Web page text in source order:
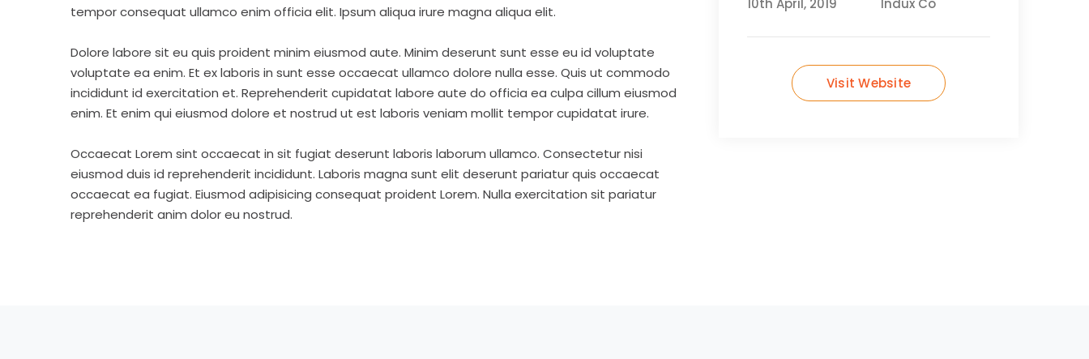
tempor consequat ullamco enim officia elit. Ipsum aliqua irure magna aliqua elit.
Dolore labore sit eu quis proident minim eiusmod aute. Minim deserunt sunt esse eu id voluptate
voluptate ea enim. Et ex laboris in sunt esse occaecat ullamco dolore nulla esse. Quis ut commodo
incididunt id exercitation et. Reprehenderit cupidatat labore aute do officia ea culpa cillum eiusmod
enim. Et enim qui eiusmod dolore et nostrud ut est laboris veniam mollit tempor cupidatat irure.
Occaecat Lorem sint occaecat in sit fugiat deserunt laboris laborum ullamco. Consectetur nisi
eiusmod duis id reprehenderit incididunt. Laboris magna sunt elit deserunt pariatur quis occaecat
occaecat ea fugiat. Eiusmod adipisicing consequat proident Lorem. Nulla exercitation sit pariatur
reprehenderit anim dolor eu nostrud.
Visit Website